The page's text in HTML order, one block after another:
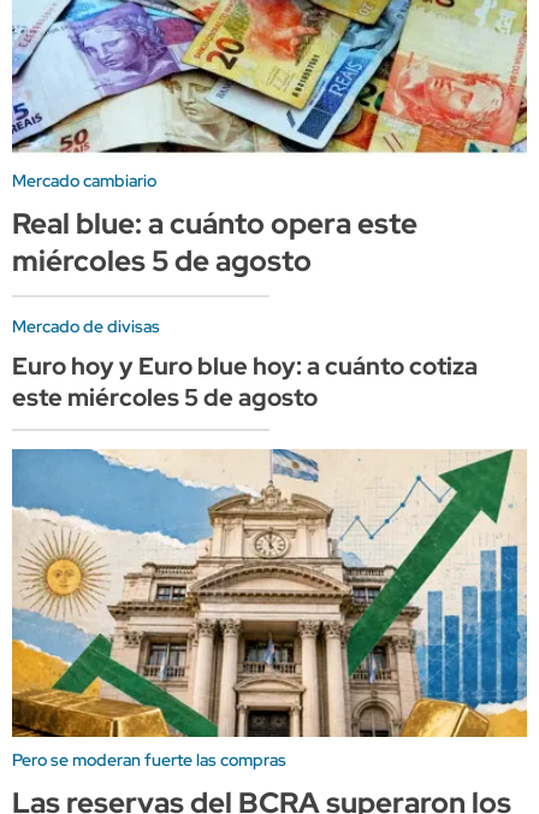
Mercado cambiario
Real blue: a cuánto opera este
miércoles 5 de agosto
Mercado de divisas
Euro hoy y Euro blue hoy: a cuánto cotiza
este miércoles 5 de agosto
Pero se moderan fuerte las compras
Las reservas del BCRA superaron los